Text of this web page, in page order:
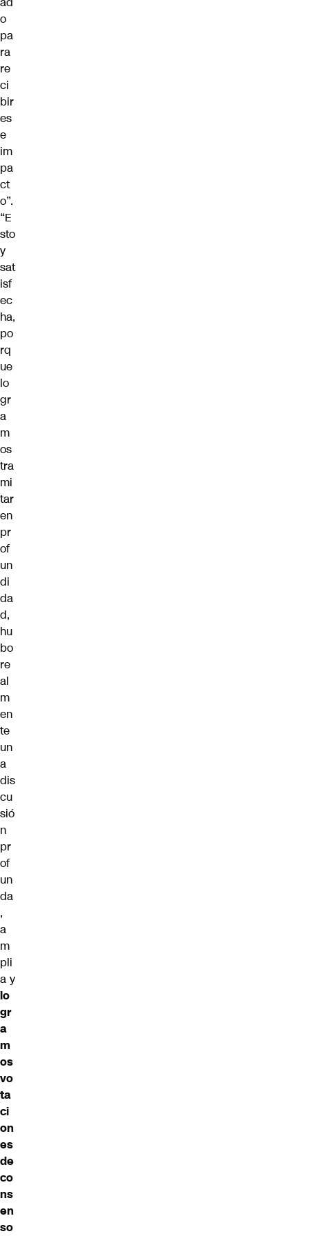
o
pa
ra
re
ci
bir
es
e
im
pa
ct
o”.
“E
sto
y
sat
isf
ec
ha,
po
rq
ue
lo
gr
a
m
os
tra
mi
tar
en
pr
of
un
di
da
d,
hu
bo
re
al
m
en
te
un
a
dis
cu
sió
n
pr
of
un
da
,
a
m
pli
a y
lo
gr
a
m
os
vo
ta
ci
on
es
de
co
ns
en
so